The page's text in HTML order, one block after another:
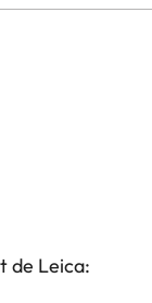
de Leica: